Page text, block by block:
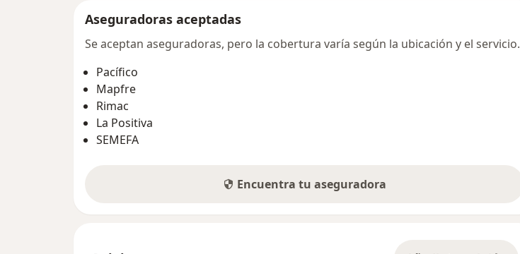
Aseguradoras aceptadas
Se aceptan aseguradoras, pero la cobertura varía según la ubicación y el servicio.
Pacífico
Mapfre
Rimac
La Positiva
SEMEFA
Encuentra tu aseguradora